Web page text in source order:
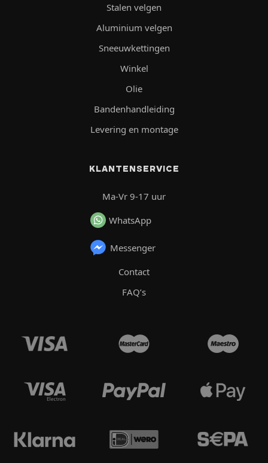
Stalen velgen
Aluminium velgen
Sneeuwkettingen
Winkel
Olie
Bandenhandleiding
Levering en montage
KLANTENSERVICE
Ma-Vr 9-17 uur
WhatsApp
Messenger
Contact
FAQ’s